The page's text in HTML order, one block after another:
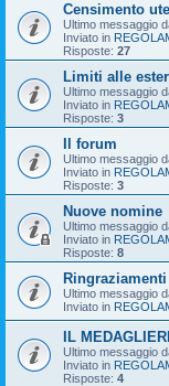
Censimento
Ultimo messaggio
Inviato in
Risposte: 27
Limiti alle
Ultimo messaggio
Inviato in
Risposte: 3
Il forum
Ultimo messaggio
Inviato in
Risposte: 3
Nuove nomine
Ultimo messaggio
Inviato in
Risposte: 8
Ringraziamenti
Ultimo messaggio
Inviato in
IL
Ultimo messaggio
Inviato in
Risposte: 4